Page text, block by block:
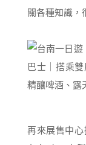
關各種知識，
再來展售中